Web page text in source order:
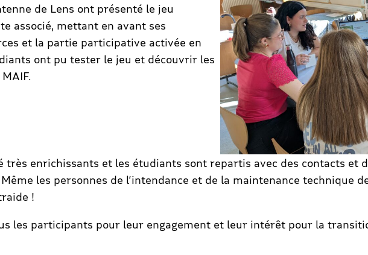
de Lens ont présenté le jeu
associé, mettant en avant ses
et la partie participative activée en
ont pu tester le jeu et découvrir les
très enrichissants et les étudiants sont repartis avec des contacts et
les personnes de l’intendance et de la maintenance technique
!
les participants pour leur engagement et leur intérêt pour la